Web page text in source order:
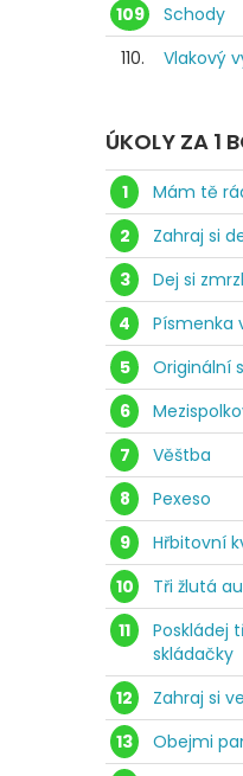
109
Schody
110.
Vlakový
ÚKOLY ZA 1
1
Mám tě
2
Zahraj si
3
Dej si
4
Písmenka
5
Originální
6
7
Věštba
8
Pexeso
9
Hřbitovní
10
Tři žlutá
11
Poskládej
skládačky
12
Zahraj si
13
Obejmi